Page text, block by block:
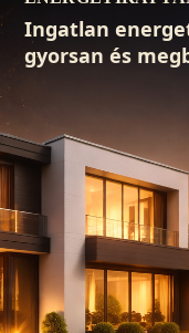
Ingatlan
gyorsan és